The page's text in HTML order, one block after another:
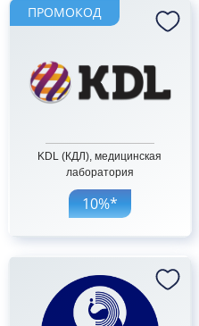
ПРОМОКОД
KDL (КДЛ), медицинская
лаборатория
10%*